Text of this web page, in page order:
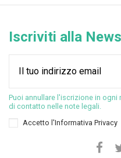
Iscriviti alla
Puoi annullare l'iscrizione in
di contatto nelle note legali.
Accetto l'Informativa Privacy